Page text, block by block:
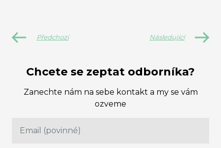
Předchozí Následující
Chcete se zeptat odborníka?
Zanechte nám na sebe kontakt a my se vám
ozveme